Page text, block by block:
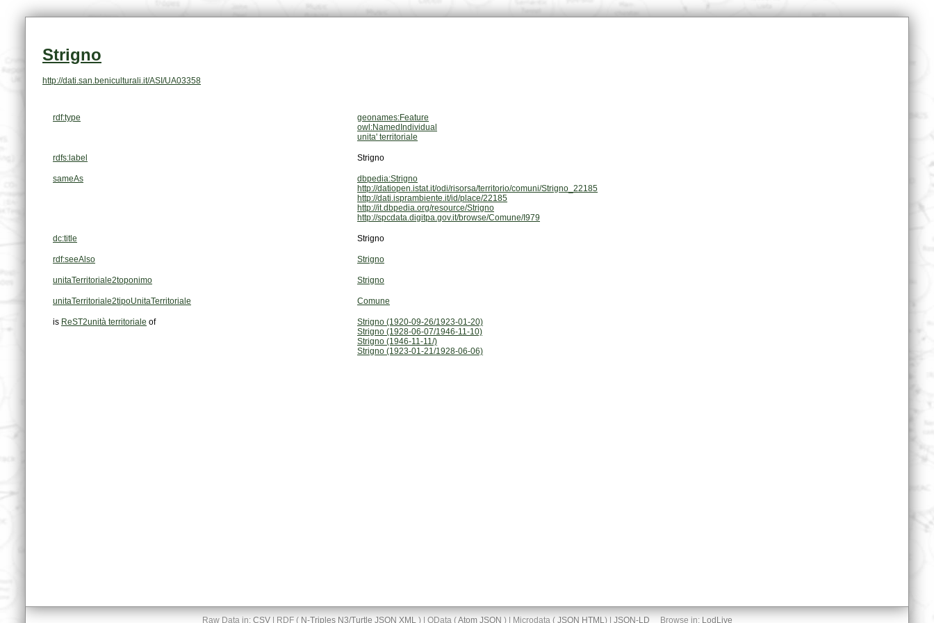
Strigno
http://dati.san.beniculturali.it/ASI/UA03358
rdf:type
geonames:Feature
owl:NamedIndividual
unita' territoriale
rdfs:label Strigno
sameAs
dbpedia:Strigno
http://datiopen.istat.it/odi/risorsa/territorio/comuni/Strigno_22185
http://dati.isprambiente.it/id/place/22185
http://it.dbpedia.org/resource/Strigno
http://spcdata.digitpa.gov.it/browse/Comune/I979
dc:title Strigno
rdf:seeAlso Strigno
unitaTerritoriale2toponimo Strigno
unitaTerritoriale2tipoUnitaTerritoriale Comune
is ReST2unità territoriale of
Strigno (1920-09-26/1923-01-20)
Strigno (1928-06-07/1946-11-10)
Strigno (1946-11-11/)
Strigno (1923-01-21/1928-06-06)
Raw Data in: CSV| RDF ( N-Triples N3/Turtle JSON XML) | OData (Atom JSON ) | Microdata ( JSON HTML) | JSON-LD Browse in: LodLive